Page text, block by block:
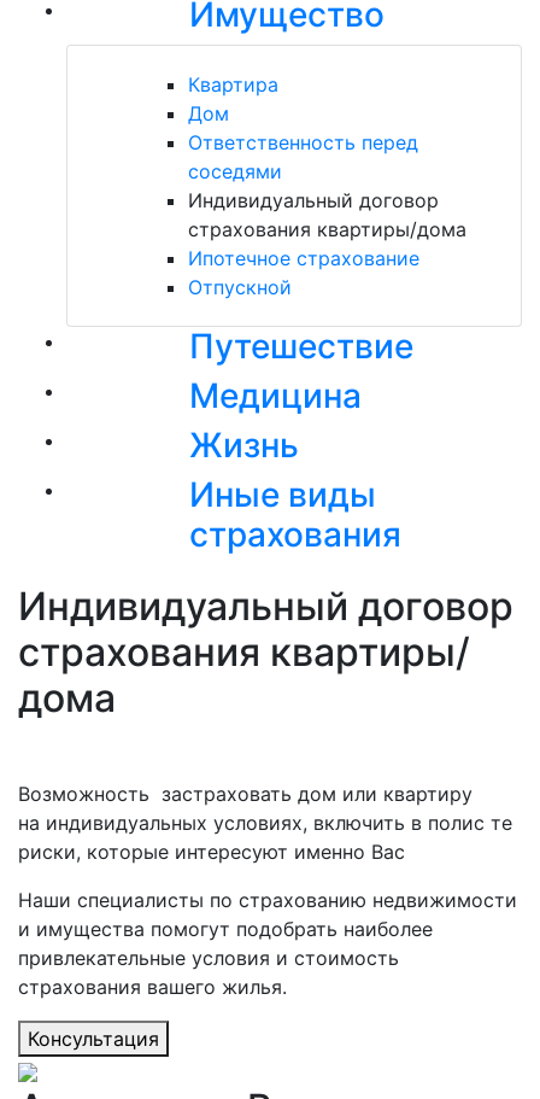
Имущество
Квартира
Дом
Ответственность перед
соседями
Индивидуальный договор
страхования квартиры/дома
Ипотечное страхование
Отпускной
Путешествие
Медицина
Жизнь
Иные виды
страхования
Индивидуальный договор
страхования квартиры/
дома
Возможность застраховать дом или квартиру
на индивидуальных условиях, включить в полис те
риски, которые интересуют именно Вас
Наши специалисты по страхованию недвижимости
и имущества помогут подобрать наиболее
привлекательные условия и стоимость
страхования вашего жилья.
Консультация